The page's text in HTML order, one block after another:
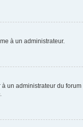
à un administrateur.
un administrateur du forum